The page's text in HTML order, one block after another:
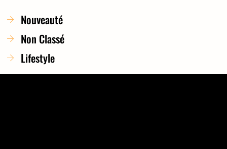
Nouveauté
Non Classé
Lifestyle